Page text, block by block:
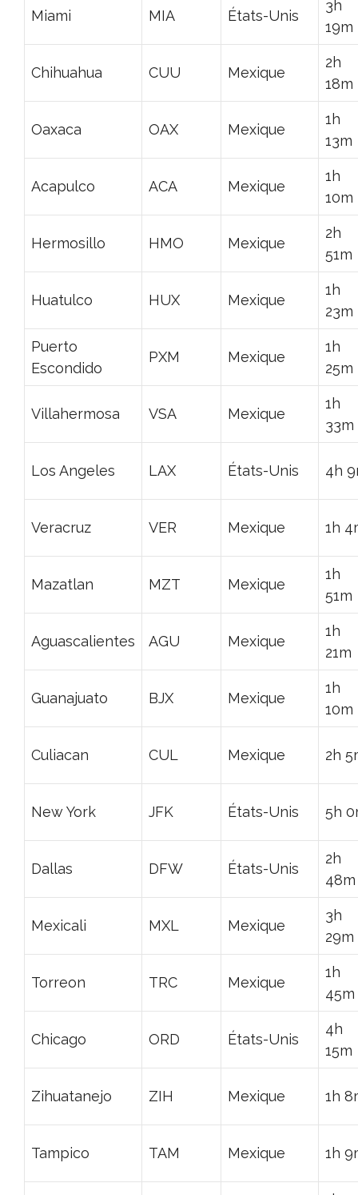
Miami MIA États-Unis
3h
19m
Chihuahua CUU Mexique
2h
18m
Oaxaca OAX Mexique
1h
13m
Acapulco ACA Mexique
1h
10m
Hermosillo HMO Mexique
2h
51m
Huatulco HUX Mexique
1h
23m
Puerto
Escondido
PXM Mexique
1h
25m
Villahermosa VSA Mexique
1h
33m
Los Angeles LAX États-Unis 4h
Veracruz VER Mexique 1h
Mazatlan MZT Mexique
1h
51m
Aguascalientes AGU Mexique
1h
21m
Guanajuato BJX Mexique
1h
10m
Culiacan CUL Mexique 2h
New York JFK États-Unis 5h
Dallas DFW États-Unis
2h
48m
Mexicali MXL Mexique
3h
29m
Torreon TRC Mexique
1h
45m
Chicago ORD États-Unis
4h
15m
Zihuatanejo ZIH Mexique 1h
Tampico TAM Mexique 1h